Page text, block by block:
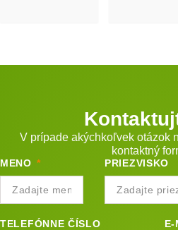
V prípade akýchkoľvek otázok
kontaktný
MENO PRIEZVISKO
TELEFÓNNE ČÍSLO E-